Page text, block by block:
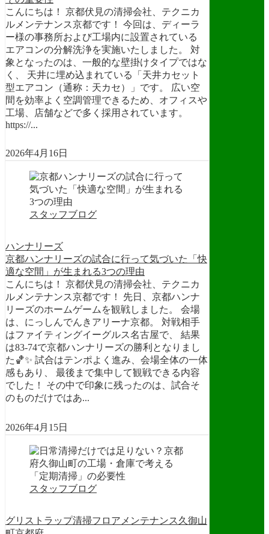
こんにちは！ 京都伏見の清掃会社、テクニカ
ルメンテナンス京都です！ 今回は、ディーラ
ー様の事務所および工場内に設置されている
エアコンの分解洗浄を実施いたしました。 対
象となったのは、一般的な壁掛けタイプではな
く、 天井に埋め込まれている「天井カセット
型エアコン（通称：天カセ）」です。 広い空
間を効率よく空調管理できるため、オフィスや
工場、店舗などで多く採用されています。
https://...
2026年4月16日
スタッフブログ
ハンナリーズ
京都ハンナリーズの試合に行って気づいた「快
適な空間」が生まれる3つの理由
こんにちは！ 京都伏見の清掃会社、テクニカ
ルメンテナンス京都です！ 先日、京都ハンナ
リーズのホームゲームを観戦しました。 会場
は、にっしんでんきアリーナ京都。 対戦相手
はファイティングイーグルス名古屋で、 結果
は83-74で京都ハンナリーズの勝利となりまし
た🏀✨ 試合はテンポよく進み、会場全体の一体
感もあり、 最後まで集中して観戦できる内容
でした！ その中で印象に残ったのは、試合そ
のものだけではあ...
2026年4月15日
スタッフブログ
グリストラップ清掃フロアメンテナンス久御山